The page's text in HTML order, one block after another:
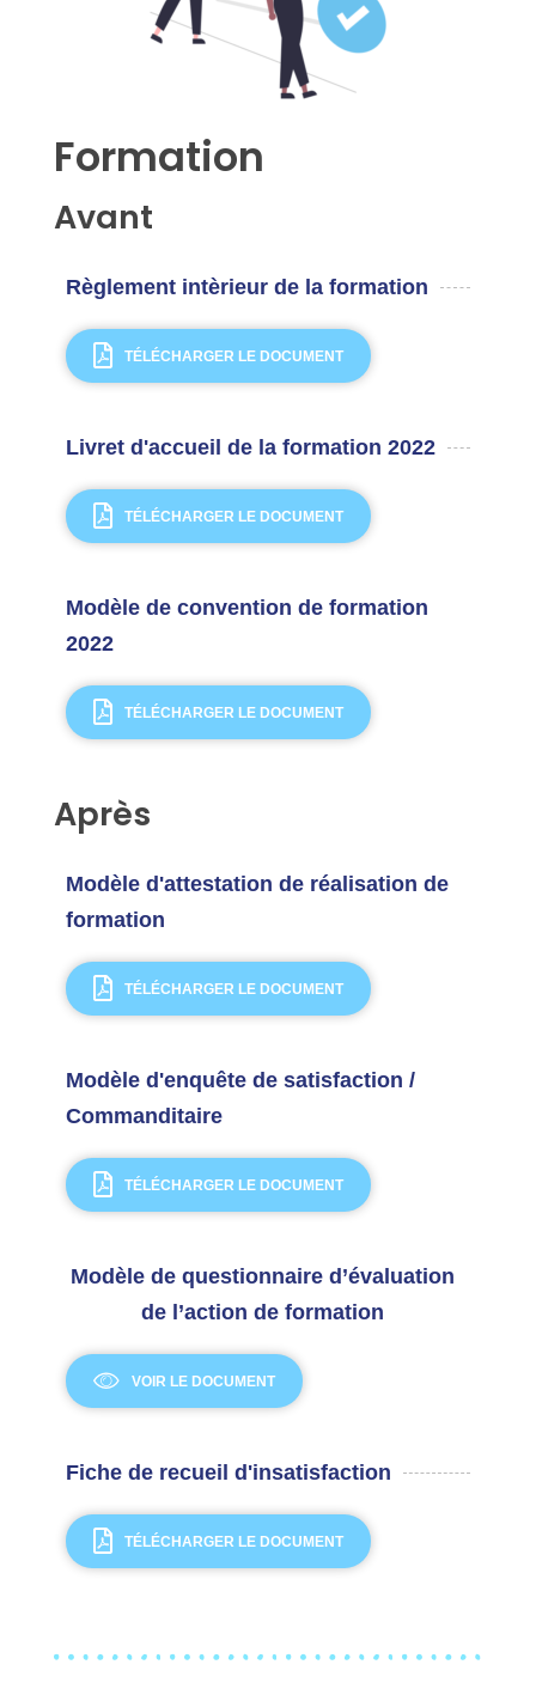
Formation
Avant
Règlement intèrieur de la formation
TÉLÉCHARGER LE DOCUMENT
Livret d'accueil de la formation 2022
TÉLÉCHARGER LE DOCUMENT
Modèle de convention de formation
2022
TÉLÉCHARGER LE DOCUMENT
Après
Modèle d'attestation de réalisation de
formation
TÉLÉCHARGER LE DOCUMENT
Modèle d'enquête de satisfaction /
Commanditaire
TÉLÉCHARGER LE DOCUMENT
Modèle de questionnaire d’évaluation
de l’action de formation
VOIR LE DOCUMENT
Fiche de recueil d'insatisfaction
TÉLÉCHARGER LE DOCUMENT